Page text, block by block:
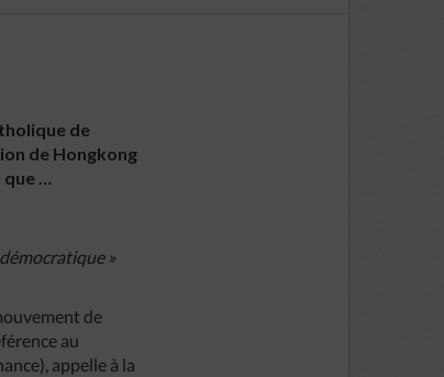
de
de Hongkong
que …
»
de
au
appelle à la